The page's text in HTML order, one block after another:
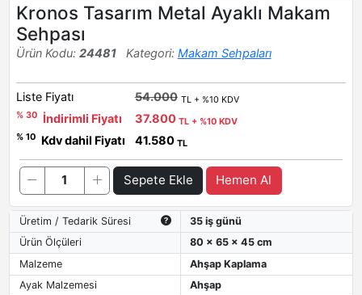
Kronos Tasarım Metal Ayaklı Makam
Sehpası
Ürün Kodu: 24481 Kategori: Makam Sehpaları
Liste Fiyatı 54.000 TL + %10 KDV
% 30
İndirimli Fiyatı 37.800 TL + %10 KDV
% 10
Kdv dahil Fiyatı 41.580 TL
Sepete Ekle Hemen Al
Üretim / Tedarik Süresi
35 iş günü
Ürün Ölçüleri
80 x 65 x 45 cm
Malzeme
Ahşap Kaplama
Ayak Malzemesi
Ahşap